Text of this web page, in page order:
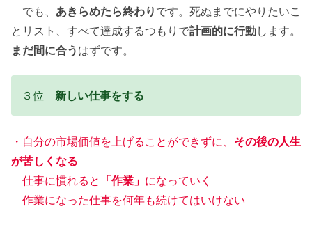
でも、 あきらめたら終わり です。死ぬまでにやりたいこ
とリスト、すべて達成するつもりで計画的に行動します。
まだ間に合う はずです。
３位 新しい仕事をする
・自分の市場価値を上げることができずに、 その後の人生
が苦しくなる
仕事に慣れると 「作業」 になっていく
作業になった仕事を何年も続けてはいけない